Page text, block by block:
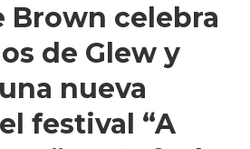
Brown celebra
de Glew y
nueva
festival “A